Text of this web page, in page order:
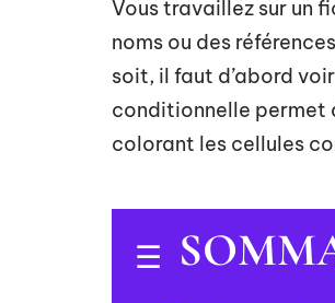
Vous travaillez sur un
noms ou des
soit, il faut d’abord
conditionnelle permet
colorant les cellules